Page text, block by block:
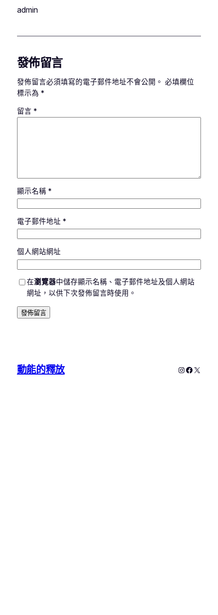
admin
發佈留言
發佈留言必須填寫的電子郵件地址不會公開。 必填欄位
標示為 *
留言 *
顯示名稱 *
電子郵件地址 *
個人網站網址
在瀏覽器中儲存顯示名稱、電子郵件地址及個人網站
網址，以供下次發佈留言時使用。
動能的釋放 Instagram
X